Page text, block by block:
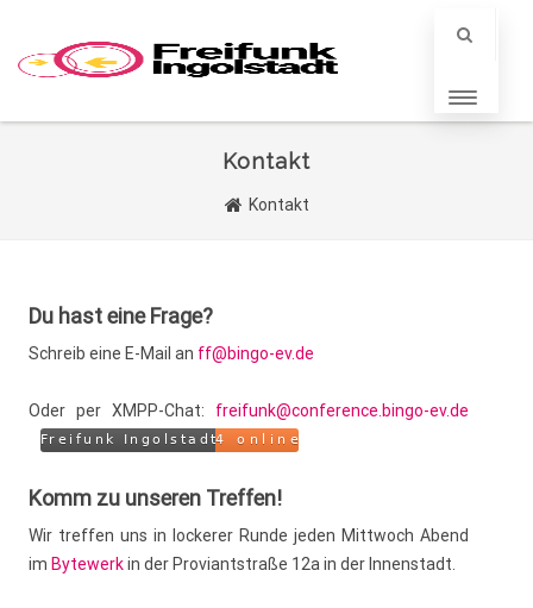
Kontakt
Kontakt
Du hast eine Frage?
Schreib eine E-Mail an ff@bingo-ev.de
Oder per XMPP-Chat: freifunk@conference.bingo-ev.de
Komm zu unseren Treffen!
Wir treffen uns in lockerer Runde jeden Mittwoch Abend
im Bytewerkin der Proviantstraße 12a in der Innenstadt.